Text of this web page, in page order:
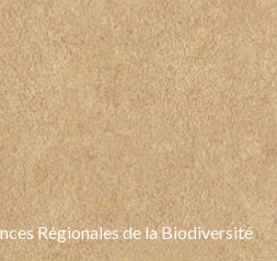
Régionales de la Biodiversité